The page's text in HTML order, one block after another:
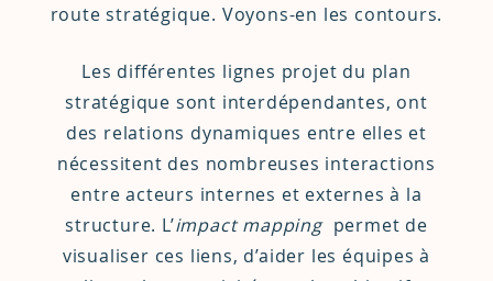
route stratégique. Voyons-en les contours.
Les différentes lignes projet du plan
stratégique sont interdépendantes, ont
des relations dynamiques entre elles et
nécessitent des nombreuses interactions
entre acteurs internes et externes à la
structure. L’impact mapping permet de
visualiser ces liens, d’aider les équipes à